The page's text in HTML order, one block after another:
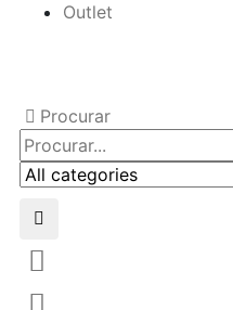
Outlet
Procurar